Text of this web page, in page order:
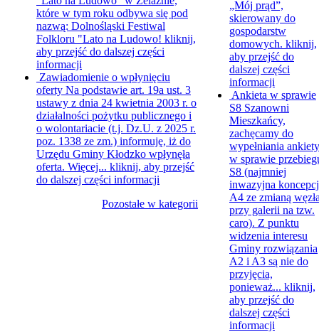
które w tym roku odbywa się pod
nazwą: Dolnośląski Festiwal
Folkloru "Lato na Ludowo! kliknij,
aby przejść do dalszej części
informacji
Zawiadomienie o wpłynięciu
oferty Na podstawie art. 19a ust. 3
ustawy z dnia 24 kwietnia 2003 r. o
działalności pożytku publicznego i
o wolontariacie (t.j. Dz.U. z 2025 r.
poz. 1338 ze zm.) informuję, iż do
Urzędu Gminy Kłodzko wpłynęła
oferta. Więcej... kliknij, aby przejść
do dalszej części informacji
Pozostałe w kategorii
„Mój prąd”,
skierowany do
gospodarstw
domowych. kliknij,
aby przejść do
dalszej części
informacji
Ankieta w sprawie
S8 Szanowni
Mieszkańcy,
zachęcamy do
wypełniania ankiety
w sprawie
S8 (najmniej
inwazyjna
A4 ze zmianą
przy galerii na tzw.
caro). Z punktu
widzenia interesu
Gminy rozwiązania
A2 i A3 są nie do
przyjęcia,
ponieważ... kliknij,
aby przejść do
dalszej części
informacji